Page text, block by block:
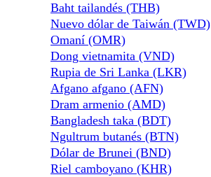
Baht tailandés (THB)
Nuevo dólar de Taiwán (TWD)
Omaní (OMR)
Dong vietnamita (VND)
Rupia de Sri Lanka (LKR)
Afgano afgano (AFN)
Dram armenio (AMD)
Bangladesh taka (BDT)
Ngultrum butanés (BTN)
Dólar de Brunei (BND)
Riel camboyano (KHR)